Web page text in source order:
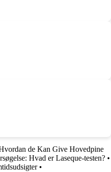
de Kan Give Hovedpine
Hvad er Laseque-testen? •
•